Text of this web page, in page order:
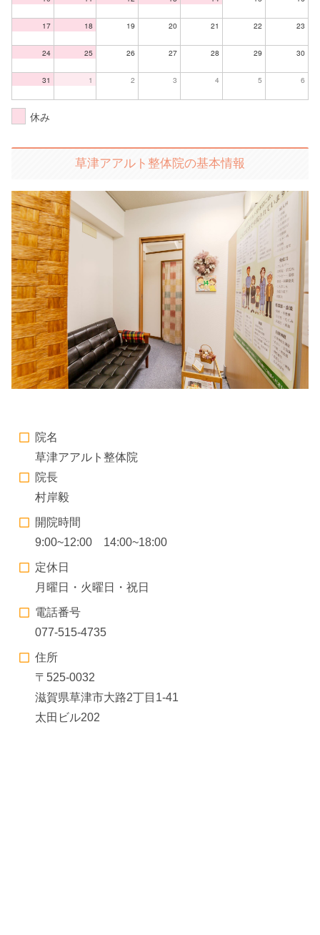
17 18 19 20 21 22 23
24 25 26 27 28 29 30
31 1 2 3 4 5 6
休み
草津アアルト整体院の基本情報
院名
草津アアルト整体院
院長
村岸毅
開院時間
9:00~12:00 14:00~18:00
定休日
月曜日・火曜日・祝日
電話番号
077-515-4735
住所
〒525-0032
滋賀県草津市大路2丁目1-41
太田ビル202